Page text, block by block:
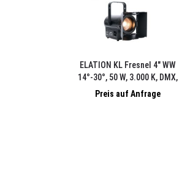
ELATION KL Fresnel 4" WW
14°-30°, 50 W, 3.000 K, DMX,
schwarz, inkl. Torblende und FFR
Preis auf Anfrage